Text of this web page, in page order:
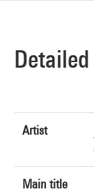
Artist
Main title